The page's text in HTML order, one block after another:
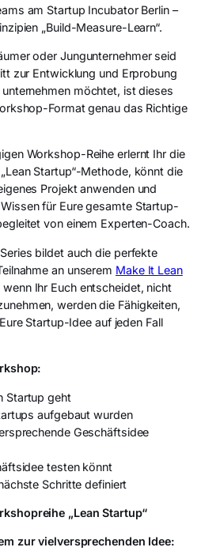
am Startup Incubator Berlin –
„Build-Measure-Learn“.
oder Jungunternehmer seid
zur Entwicklung und Erprobung
möchtet, ist dieses
Format genau das Richtige
Workshop-Reihe erlernt Ihr die
Startup“-Methode, könnt die
Projekt anwenden und
für Eure gesamte Startup-
von einem Experten-Coach.
bildet auch die perfekte
an unserem Make It Lean
Ihr Euch entscheidet, nicht
werden die Fähigkeiten,
Startup-Idee auf jeden Fall
Startup geht
aufgebaut wurden
Geschäftsidee
testen könnt
Schritte definiert
„Lean Startup“
zur vielversprechenden Idee: